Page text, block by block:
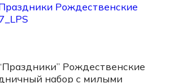
Рождественские
Рождественские
набор с милыми